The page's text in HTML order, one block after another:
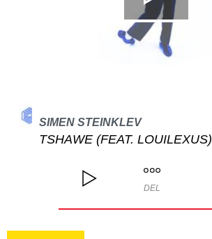
SIMEN STEINKLEV
TSHAWE (FEAT. LOUILEXUS)
DEL